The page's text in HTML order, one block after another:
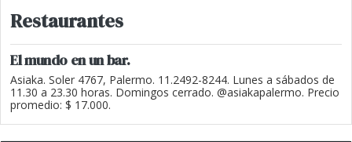
Restaurantes
El mundo en un bar.
Asiaka. Soler 4767, Palermo. 11.2492-8244. Lunes a sábados de
11.30 a 23.30 horas. Domingos cerrado. @asiakapalermo. Precio
promedio: $ 17.000.